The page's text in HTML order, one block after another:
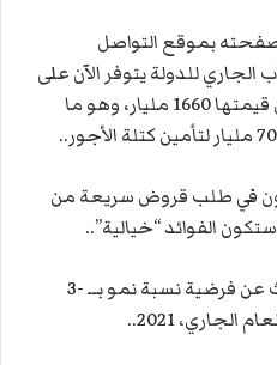
بموقع التواصل
للدولة يتوفر الآن على
960 مليار وأن جرايات الموظفين قيمتها 1660 مليار، وهو ما
في طلب قروض سريعة من
الفوائد “خيالية”..
المعهد الوطني للإحصاء، تحدث عن فرضية نسبة نمو بــ -3
الجاري، 2021..